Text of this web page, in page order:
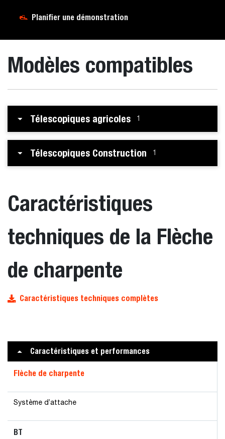
Planifier une démonstration
Modèles compatibles
Télescopiques agricoles 1
Télescopiques Construction 1
Caractéristiques
techniques de la Flèche
de charpente
Caractéristiques techniques complètes
Caractéristiques et performances
Flèche de charpente
Système d’attache
BT